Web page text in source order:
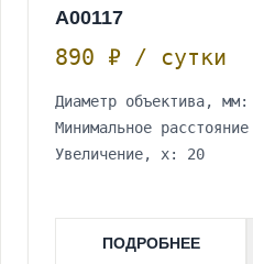
A00117
890 ₽ / сутки
Диаметр объектива,
Минимальное
Увеличение, х: 20
ПОДРОБНЕЕ